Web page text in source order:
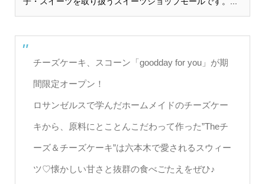
チーズケーキ、スコーン「goodday for you」が期
間限定オープン！
ロサンゼルスで学んだホームメイドのチーズケー
キから、原料にとことんこだわって作った”Theチ
ーズ＆チーズケーキ”は六本木で愛されるスウィー
ツ♡懐かしい甘さと抜群の食べごたえをぜひ♪